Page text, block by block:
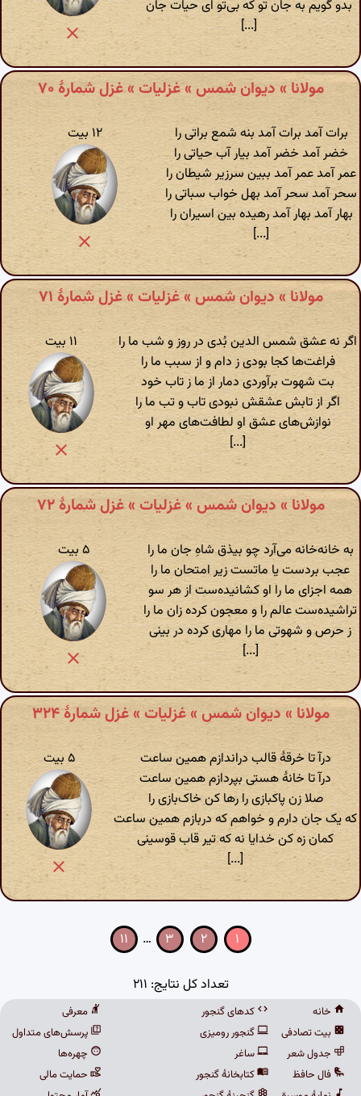
بدو گویم به جان تو که بی‌تو ای حیات جان
[...]
مولانا » دیوان شمس » غزلیات » غزل شمارهٔ ۷۰
برات آمد برات آمد بنه شمع براتی را
خضر آمد خضر آمد بیار آب حیاتی را
عمر آمد عمر آمد ببین سرزیر شیطان را
سحر آمد سحر آمد بهل خواب سباتی را
بهار آمد بهار آمد رهیده بین اسیران را
[...]
۱۲ بیت
مولانا » دیوان شمس » غزلیات » غزل شمارهٔ ۷۱
اگر نه عشق شمس الدین بُدی در روز و شب ما را
فراغت‌ها کجا بودی ز دام و از سبب ما را
بت شهوت برآوردی دمار از ما ز تاب خود
اگر از تابش عشقش نبودی تاب و تب ما را
نوازش‌های عشق او لطافت‌های مهر او
[...]
۱۱ بیت
مولانا » دیوان شمس » غزلیات » غزل شمارهٔ ۷۲
به خانه‌خانه می‌آرد چو بیذق شاهِ جان ما را
عجب بردست یا ماتست زیر امتحان ما را
همه اجزای ما را او کشانیده‌ست از هر سو
تراشیده‌ست عالم را و معجون کرده زان ما را
ز حرص و شهوتی ما را مهاری کرده در بینی
[...]
۵ بیت
مولانا » دیوان شمس » غزلیات » غزل شمارهٔ ۳۲۴
درآ تا خرقهٔ قالب دراندازم همین ساعت
درآ تا خانهٔ هستی بپردازم همین ساعت
صلا زن پاکبازی را رها کن خاک‌بازی را
که یک جان دارم و خواهم که دربازم همین ساعت
کمان زه کن خدایا نه که تیر قاب قوسینی
[...]
۵ بیت
۱ ۲ ۳ … ۱۱
تعداد کل نتایج: ۲۱۱
خانه
بیت تصادفی
جدول شعر
فال حافظ
کدهای گنجور
گنجور رومیزی
ساغر
کتابخانهٔ گنجور
معرفی
پرسش‌های متداول
چهره‌ها
حمایت مالی